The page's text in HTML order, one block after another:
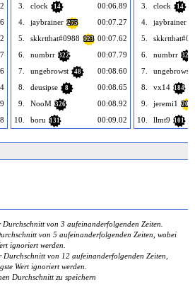
3. clock 14
00:06.89
4.
jaybrainer 275
00:07.27
5.
skkrtthat#0988 123 00:07.62
6.
numbrr 322
00:07.79
7.
ungebrowst 48
00:08.60
8.
deusipse 8
00:08.65
9.
NooM 326
00:08.92
10.
boru 131 00:09.02
3. clock 14
4. jaybrainer
5.
6.
numbrr 322
7.
ungebrowst
8.
vx14 184
9. jeremi1 200
10. llmt9 101
von 3 aufeinanderfolgenden Zeiten.
von 5 aufeinanderfolgenden Zeiten, wobei
ignoriert werden.
von 12 aufeinanderfolgenden Zeiten,
Wert ignoriert werden.
Durchschnitt zu speichern